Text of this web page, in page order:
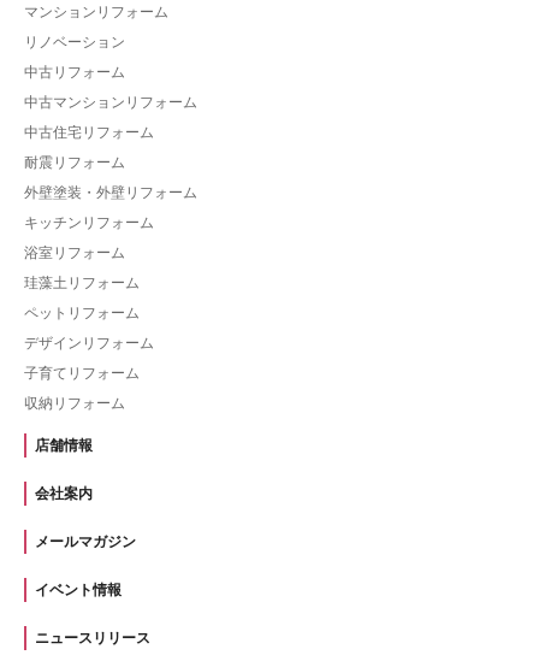
マンションリフォーム
リノベーション
中古リフォーム
中古マンションリフォーム
中古住宅リフォーム
耐震リフォーム
外壁塗装・外壁リフォーム
キッチンリフォーム
浴室リフォーム
珪藻土リフォーム
ペットリフォーム
デザインリフォーム
子育てリフォーム
収納リフォーム
店舗情報
会社案内
メールマガジン
イベント情報
ニュースリリース